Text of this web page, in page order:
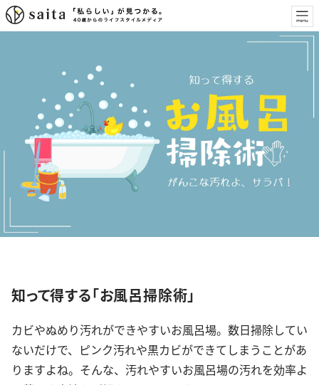
知って得する「お風呂掃除術」
カビやぬめり汚れができやすいお風呂場。数日掃除してい
ないだけで、ピンク汚れや黒カビができてしまうことがあ
りますよね。そんな、汚れやすいお風呂場の汚れを効率よ